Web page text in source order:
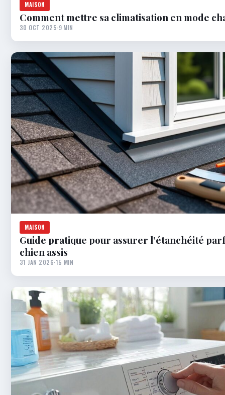
MAISON
Comment mettre sa climatisation en mode
30 OCT 2025·9 MIN
MAISON
Guide pratique pour assurer l’étanchéité
chien assis
31 JAN 2026·15 MIN